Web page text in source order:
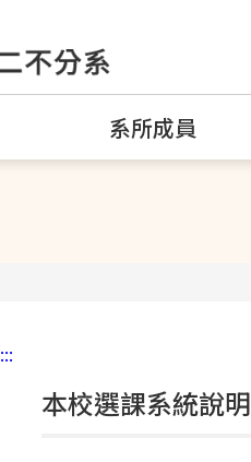
系所成員
:::
本校選課系統說明